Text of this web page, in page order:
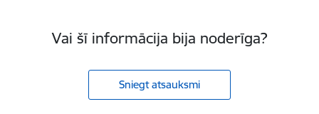
Vai šī informācija bija noderīga?
Sniegt atsauksmi